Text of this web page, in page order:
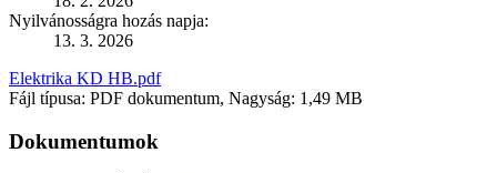
Nyilvánosságra hozás napja:
13. 3. 2026
Elektrika KD HB.pdf
Fájl típusa: PDF dokumentum, Nagyság: 1,49 MB
Dokumentumok